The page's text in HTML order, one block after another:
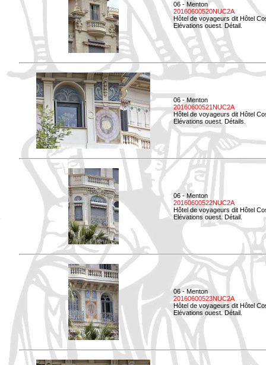
06 - Menton
20160600520NUC2A
Hôtel de voyageurs dit Hôtel
Elévations ouest. Détail.
06 - Menton
20160600521NUC2A
Hôtel de voyageurs dit Hôtel
Elévations ouest. Détails.
06 - Menton
20160600522NUC2A
Hôtel de voyageurs dit Hôtel
Elévations ouest. Détail.
06 - Menton
20160600523NUC2A
Hôtel de voyageurs dit Hôtel
Elévations ouest. Détail.